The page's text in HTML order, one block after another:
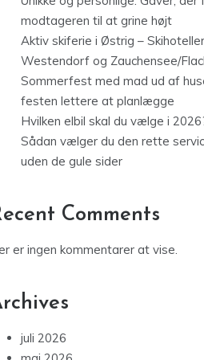
modtageren til at grine højt
Aktiv skiferie i Østrig –
Westendorf og Zauchensee/
Sommerfest med mad ud af
festen lettere at planlægge
Hvilken elbil skal du vælge i
Sådan vælger du den rette
uden de gule sider
Comments
er ingen kommentarer at vise.
juli 2026